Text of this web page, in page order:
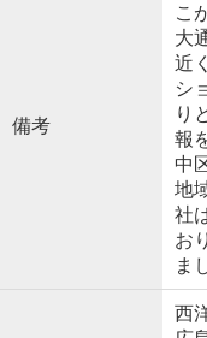
備考
こ
大
近
シ
り
報
中
地
社
お
ま
西